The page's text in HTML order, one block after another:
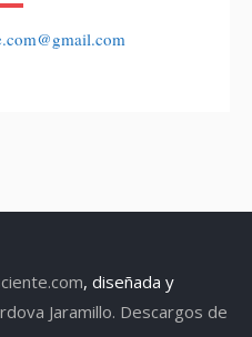
, diseñada y
Jaramillo. Descargos de